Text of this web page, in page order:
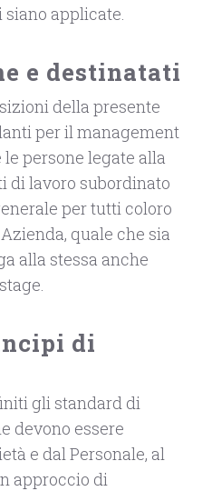
applicate.
e destinatati
della presente
per il management
persone legate alla
di lavoro subordinato
per tutti coloro
quale che sia
alla stessa anche
di
gli standard di
devono essere
e dal Personale, al
approccio di